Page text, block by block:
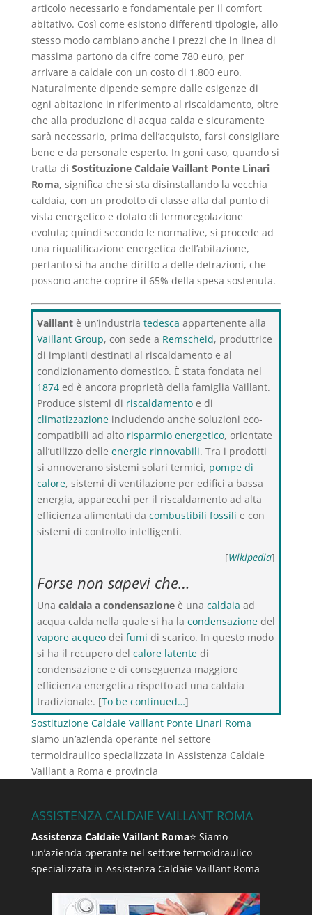
articolo necessario e fondamentale per il comfort
abitativo. Così come esistono differenti tipologie, allo
stesso modo cambiano anche i prezzi che in linea di
massima partono da cifre come 780 euro, per
arrivare a caldaie con un costo di 1.800 euro.
Naturalmente dipende sempre dalle esigenze di
ogni abitazione in riferimento al riscaldamento, oltre
che alla produzione di acqua calda e sicuramente
sarà necessario, prima dell’acquisto, farsi consigliare
bene e da personale esperto. In goni caso, quando si
tratta di Sostituzione Caldaie Vaillant Ponte Linari
Roma, significa che si sta disinstallando la vecchia
caldaia, con un prodotto di classe alta dal punto di
vista energetico e dotato di termoregolazione
evoluta; quindi secondo le normative, si procede ad
una riqualificazione energetica dell’abitazione,
pertanto si ha anche diritto a delle detrazioni, che
possono anche coprire il 65% della spesa sostenuta.
Vaillantè un’industria tedesca appartenente alla
Vaillant Group, con sede a Remscheid, produttrice
di impianti destinati al riscaldamento e al
condizionamento domestico. È stata fondata nel
1874ed è ancora proprietà della famiglia Vaillant.
Produce sistemi di riscaldamentoe di
climatizzazioneincludendo anche soluzioni eco-
compatibili ad alto risparmio energetico, orientate
all’utilizzo delle energie rinnovabili. Tra i prodotti
si annoverano sistemi solari termici, pompe di
calore, sistemi di ventilazione per edifici a bassa
energia, apparecchi per il riscaldamento ad alta
efficienza alimentati da combustibili fossili e con
sistemi di controllo intelligenti.
[Wikipedia]
Forse non sapevi che…
Una caldaia a condensazioneè una caldaia ad
acqua calda nella quale si ha la condensazionedel
vapore acqueodei fumi di scarico. In questo modo
si ha il recupero del calore latentedi
condensazione e di conseguenza maggiore
efficienza energetica rispetto ad una caldaia
tradizionale. [To be continued…]
Sostituzione Caldaie Vaillant Ponte Linari Roma
siamo un’azienda operante nel settore
termoidraulico specializzata in Assistenza Caldaie
Vaillant a Roma e provincia
ASSISTENZA CALDAIE VAILLANT ROMA
Assistenza Caldaie Vaillant Roma⭐ Siamo
un’azienda operante nel settore termoidraulico
specializzata in Assistenza Caldaie Vaillant Roma